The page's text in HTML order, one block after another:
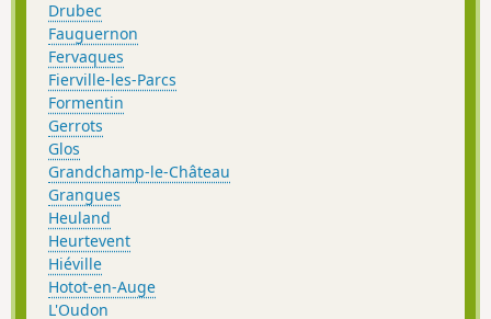
Drubec
Fauguernon
Fervaques
Fierville-les-Parcs
Formentin
Gerrots
Glos
Grandchamp-le-Château
Grangues
Heuland
Heurtevent
Hiéville
Hotot-en-Auge
L'Oudon